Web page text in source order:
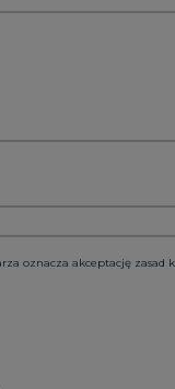
oznacza akceptację zasad